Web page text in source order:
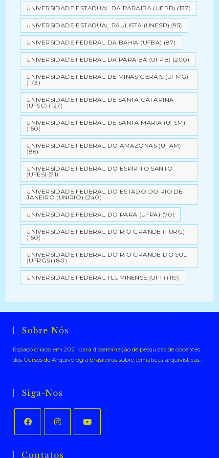
UNIVERSIDADE ESTADUAL DA PARAÍBA (UEPB) (137)
UNIVERSIDADE ESTADUAL PAULISTA (UNESP) (95)
UNIVERSIDADE FEDERAL DA BAHIA (UFBA) (87)
UNIVERSIDADE FEDERAL DA PARAÍBA (UFPB) (200)
UNIVERSIDADE FEDERAL DE MINAS GERAIS (UFMG)
(173)
UNIVERSIDADE FEDERAL DE SANTA CATARINA
(UFSC) (127)
UNIVERSIDADE FEDERAL DE SANTA MARIA (UFSM)
(150)
UNIVERSIDADE FEDERAL DO AMAZONAS (UFAM)
(86)
UNIVERSIDADE FEDERAL DO ESPÍRITO SANTO
(UFES) (71)
UNIVERSIDADE FEDERAL DO ESTADO DO RIO DE
JANEIRO (UNIRIO) (240)
UNIVERSIDADE FEDERAL DO PARÁ (UFPA) (70)
UNIVERSIDADE FEDERAL DO RIO GRANDE (FURG)
(150)
UNIVERSIDADE FEDERAL DO RIO GRANDE DO SUL
(UFRGS) (80)
UNIVERSIDADE FEDERAL FLUMINENSE (UFF) (119)
Sobre Nós
Espaço criado em 2021 para disseminação de pesquisas de docentes
dos Cursos de Arquivologia brasileiros sobre temáticas arquivísticas .
Siga-Nos
em
em
Contatos